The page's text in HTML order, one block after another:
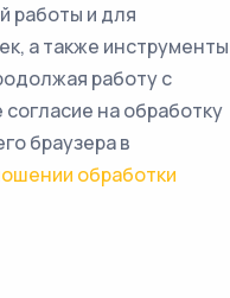
работы и для
а также инструменты
работу с
на обработку
браузера в
обработки